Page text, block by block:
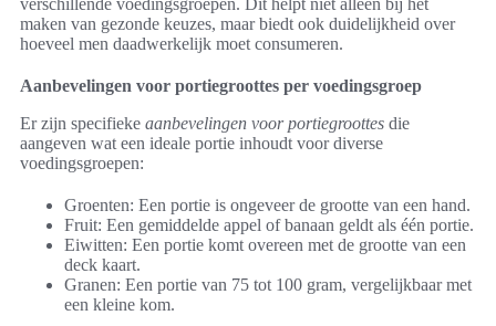
maken van gezonde keuzes, maar biedt ook duidelijkheid over
hoeveel men daadwerkelijk moet consumeren.
Aanbevelingen voor portiegroottes per voedingsgroep
Er zijn specifieke aanbevelingen voor portiegroottes die
aangeven wat een ideale portie inhoudt voor diverse
voedingsgroepen:
Groenten: Een portie is ongeveer de grootte van een hand.
Fruit: Een gemiddelde appel of banaan geldt als één portie.
Eiwitten: Een portie komt overeen met de grootte van een
deck kaart.
Granen: Een portie van 75 tot 100 gram, vergelijkbaar met
een kleine kom.